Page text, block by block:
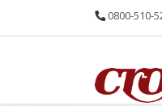
0800-510-